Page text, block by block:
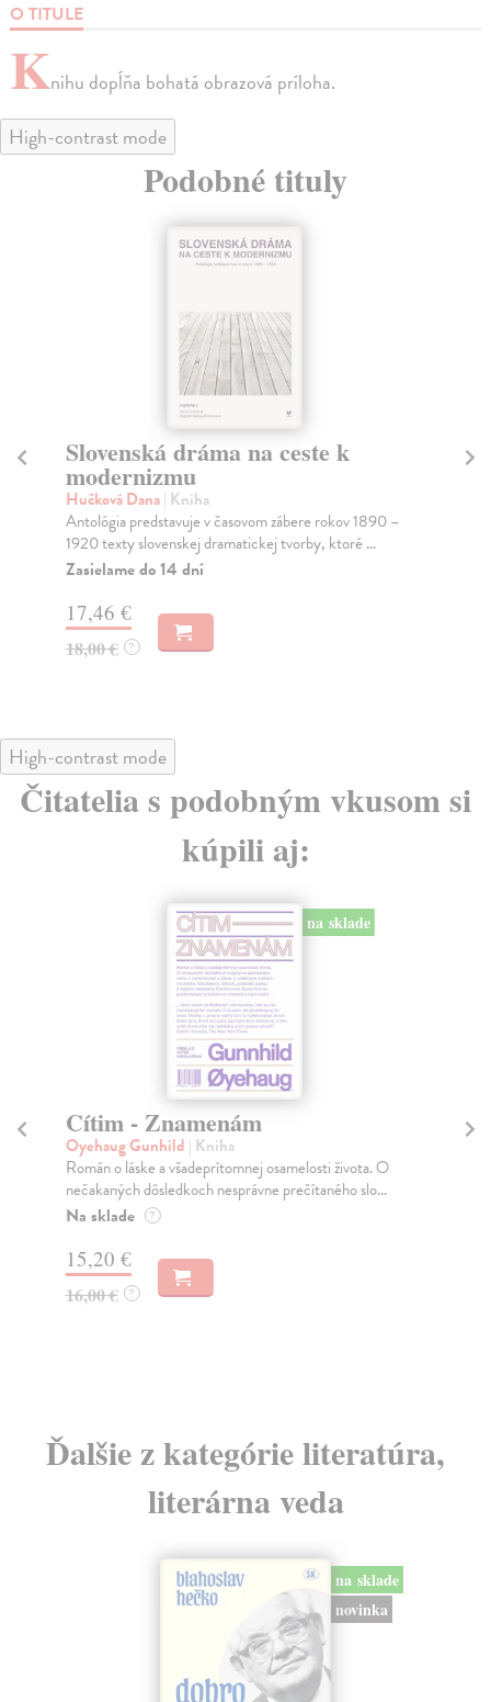
O TITULE
Knihu dopĺňa bohatá obrazová príloha.
High-contrast mode
Podobné tituly
Slovenská dráma na ceste k
modernizmu
Hučková Dana| Kniha
Antológia predstavuje v časovom zábere rokov 1890 –
1920 texty slovenskej dramatickej tvorby, ktoré ...
Zasielame do 14 dní
17,46 €
18,00 € ?
High-contrast mode
Čitatelia s podobným vkusom si
kúpili aj:
na sklade
Cítim - Znamenám
Oyehaug Gunhild | Kniha
Román o láske a všadeprítomnej osamelosti života. O
nečakaných dôsledkoch nesprávne prečítaného slo...
Na sklade ?
15,20 €
16,00 € ?
Ďalšie z kategórie literatúra,
literárna veda
na sklade
novinka